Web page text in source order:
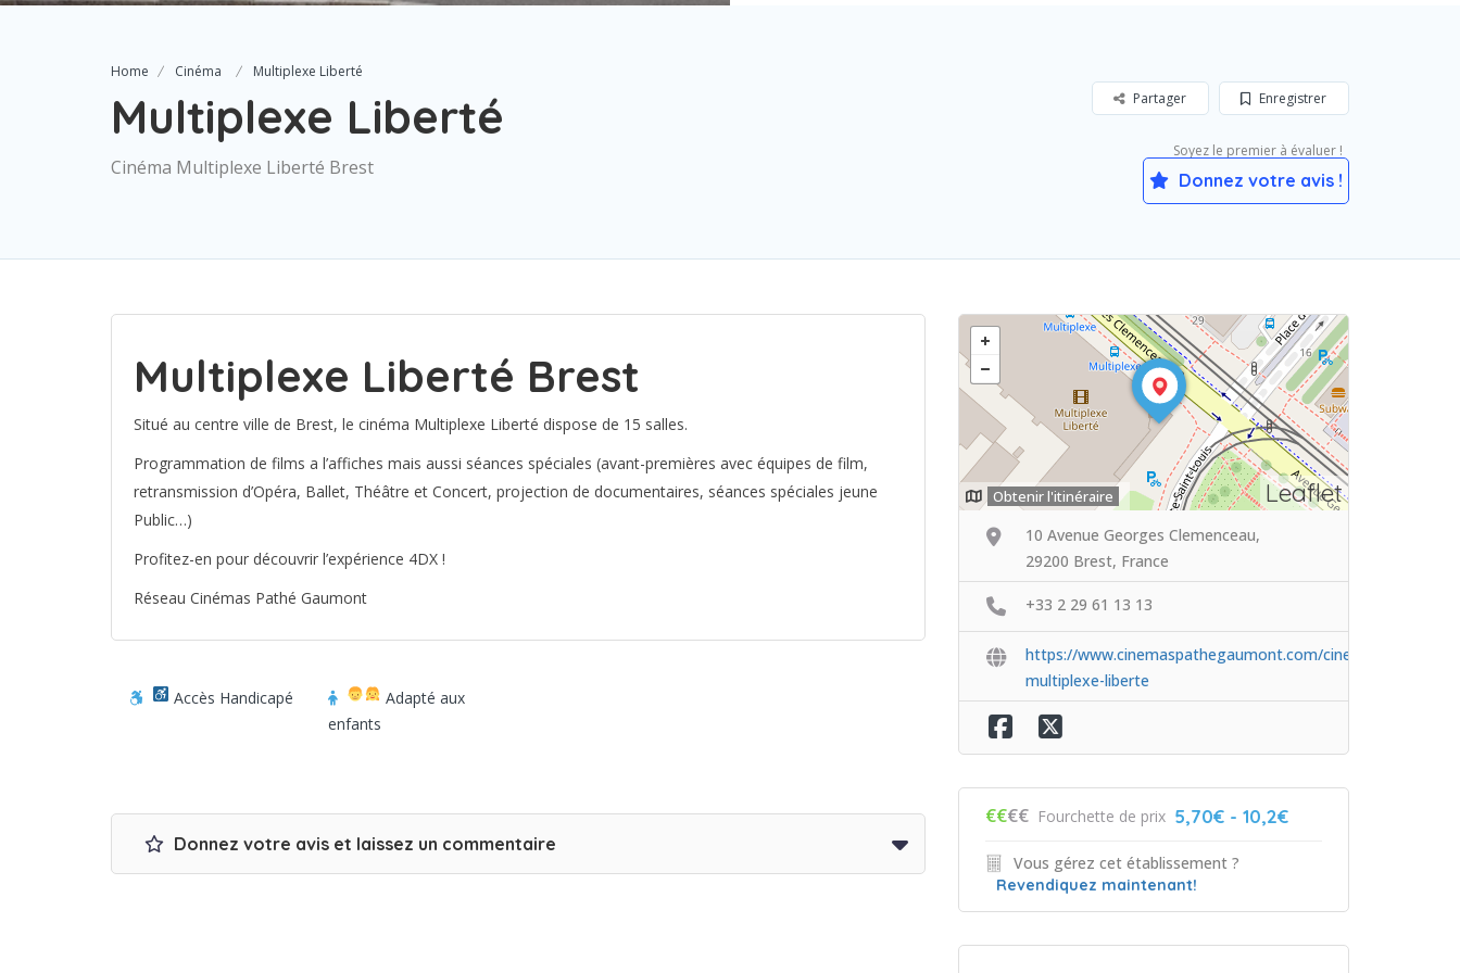
Home Cinéma Multiplexe Liberté
Multiplexe Liberté
Cinéma Multiplexe Liberté Brest
Enregistrer
Partager
Soyez le premier à évaluer !
Donnez votre avis !
Multiplexe Liberté Brest
Situé au centre ville de Brest, le cinéma Multiplexe Liberté dispose de 15 salles.
Programmation de films a l’affiches mais aussi séances spéciales (avant-premières avec équipes de film,
retransmission d’Opéra, Ballet, Théâtre et Concert, projection de documentaires, séances spéciales jeune
Public…)
Profitez-en pour découvrir l’expérience 4DX !
Réseau Cinémas Pathé Gaumont
Accès Handicapé
Adapté aux
enfants
Donnez votre avis et laissez un commentaire
Leaflet
Obtenir l'itinéraire
10 Avenue Georges Clemenceau,
29200 Brest, France
+33 2 29 61 13 13
https://www.cinemaspathegaumont.com/cinemas/cinema-
multiplexe-liberte
€€€€ Fourchette de prix 5,70€ - 10,2€
Vous gérez cet établissement ?
Revendiquez maintenant!